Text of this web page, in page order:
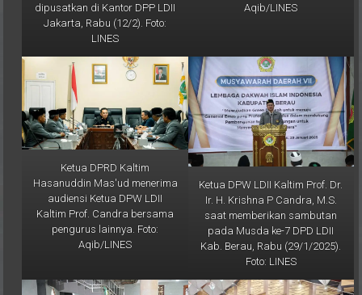
dipusatkan di Kantor DPP LDII
Jakarta, Rabu (12/2). Foto:
LINES
Aqib/LINES
Ketua DPRD Kaltim
Hasanuddin Mas'ud menerima
audiensi Ketua DPW LDII
Kaltim Prof. Candra bersama
pengurus lainnya. Foto:
Aqib/LINES
Ketua DPW LDII Kaltim Prof. Dr.
Ir. H. Krishna P Candra, M.S.
saat memberikan sambutan
pada Musda ke-7 DPD LDII
Kab. Berau, Rabu (29/1/2025).
Foto: LINES